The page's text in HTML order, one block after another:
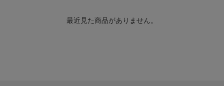
最近見た商品がありません。